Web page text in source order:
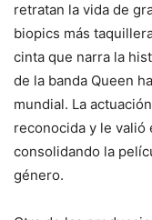
retratan la vida de
biopics más
cinta que narra la
de la banda Queen
mundial. La
reconocida y le valió
consolidando la
género.